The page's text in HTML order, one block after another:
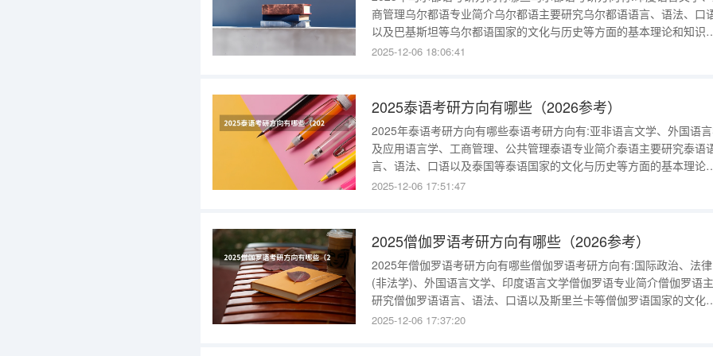
商管理乌尔都语专业简介乌尔都语主要研究乌尔都语语言、语法、口
以及巴基斯坦等乌尔都语国家的文化与历史等方面的基本理论和知识
接受乌尔都语听、说、读、写、译等方面的技能训练，进行乌尔都语的
拉伯字母巴基斯坦
2025-12-06 18:06:41
2025泰语考研方向有哪些（2026参考）
2025年泰语考研方向有哪些泰语考研方向有:亚非语言文学、外国语
及应用语言学、工商管理、公共管理泰语专业简介泰语主要研究泰语
言、语法、口语以及泰国等泰语国家的文化与历史等方面的基本理论
知识，接受泰语听、说、读、写、译等方面的技能训练，进行泰语的翻
和地区。关键词：
2025-12-06 17:51:47
2025僧伽罗语考研方向有哪些（2026参考）
2025年僧伽罗语考研方向有哪些僧伽罗语考研方向有:国际政治、法律
(非法学)、外国语言文学、印度语言文学僧伽罗语专业简介僧伽罗语
研究僧伽罗语语言、语法、口语以及斯里兰卡等僧伽罗语国家的文化
历史等方面的基本理论和知识，接受僧伽罗语听、说、读、写、译等方
2025-12-06 17:37:20